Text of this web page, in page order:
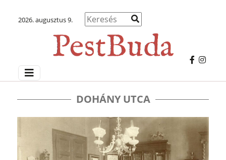
2026. augusztus 9.
DOHÁNY UTCA